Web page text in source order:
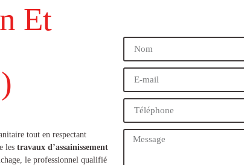
Et
tout en respectant
les travaux d’assainissement
le professionnel qualifié